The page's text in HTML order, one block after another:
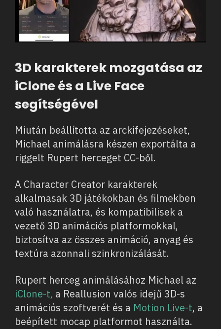
3D karakterek mozgatása az
iClone és a Live Face
segítségével
Miután beállította az arckifejezéseket,
Michael animálásra készen exportálta a
riggelt Rupert herceget CC-ből.
A Character Creator karakterek
alkalmasak 3D játékokban és filmekben
való használatra, és kompatibilisek a
vezető 3D animációs platformokkal,
biztosítva az összes animáció, anyag és
textúra azonnali szinkronizálását.
Rupert herceg animálásához Michael az
iClone-t, a Reallusion valós idejű 3D-s
animációs szoftverét és a Motion Live-t, a
beépített mocap platformot használta.